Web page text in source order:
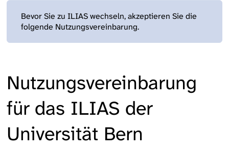
Bevor Sie zu ILIAS wechseln, akzeptieren Sie die
folgende Nutzungsvereinbarung.
Nutzungsvereinbarung
für das ILIAS der
Universität Bern